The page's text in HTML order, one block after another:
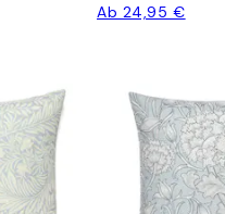
Ab 24,95 €